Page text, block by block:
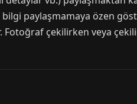
bilgi paylaşmamaya özen
çekilirken veya